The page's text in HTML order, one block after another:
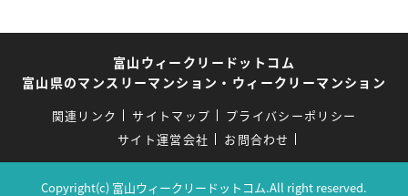
富山ウィークリードットコム
富山県のマンスリーマンション・ウィークリーマンション
関連リンク サイトマップ
プライバシーポリシー
サイト運営会社
お問合わせ
Copyright(c) 富山ウィークリードットコム.All right reserved.